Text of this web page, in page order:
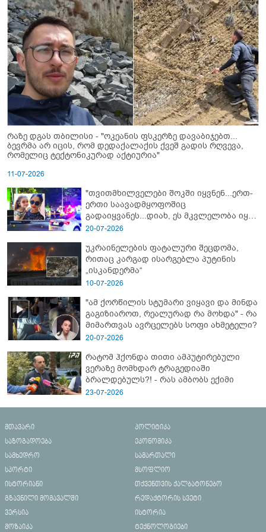
რაზე დგას თბილისი - "ოკეანის ფსკერზე დავაბიჯებთ...
ბევრმა არ იცის, რომ დედაქალაქის ქვეშ გადის რღვევა,
რომელიც ტექტონიკურად აქტიურია"
11-07-2026
"თვითმხილველები შოკში იყვნენ...ერთ-
ერთი საავადმყოფოშიც
გადაიყვანეს...დიახ, ეს მკვლელობა იყო"
- გორში დატრიალებული ტრაგედიის
20-07-2026
უკრაინელების ფატალური შეცდომა,
რითაც კარგად ისარგებლა პუტინის
„ისკანდერმა“
10-07-2026
"ამ ქორწილის სტუმარი ვიყავი და მინდა
გაგიზიაროთ, რეალურად რა მოხდა" - რა
მიმართვას ავრცელებს სოფი ახმეტელი?
20-07-2026
რატომ ჰქონდა თითი ამპუტირებული
ვერაზე მომხდარ ტრაგედიაში
ბრალდებულს?! - რას ამბობს ექიმი
23-07-2026
მთავარი
პოლიტიკა
საზოგადოება
ეკონომიკა
სამხედრო
სამართალი
სპორტი
მსოფლიო
ისტორიანი
თქვენთვის ქალბატონებო
გზავნილი მომავალში
რედაქტორის სვეტი
ვერსია
ისტორია
მოზაიკა
ტექნოლოგიები